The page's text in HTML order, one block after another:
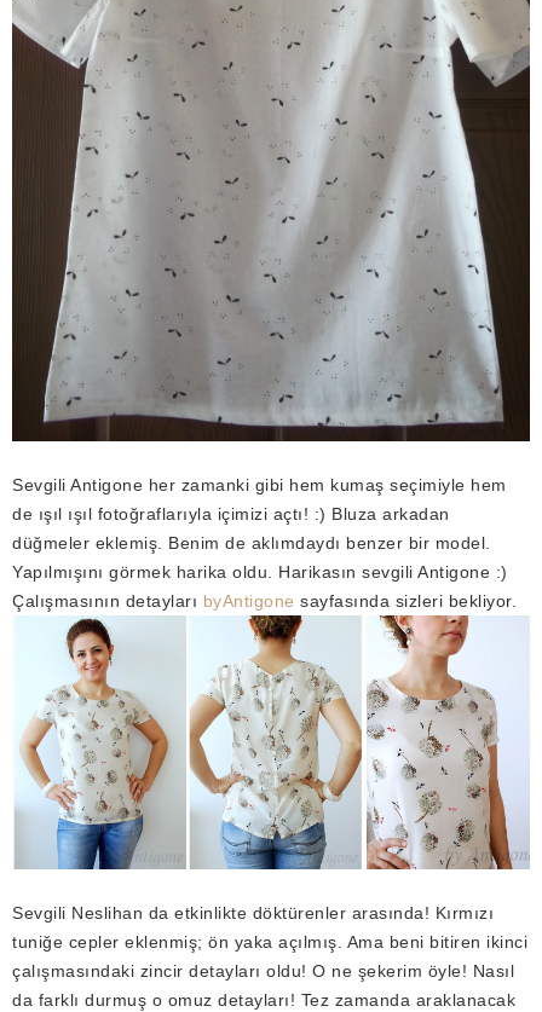
Sevgili Antigone her zamanki gibi hem kumaş seçimiyle hem
de ışıl ışıl fotoğraflarıyla içimizi açtı! :) Bluza arkadan
düğmeler eklemiş. Benim de aklımdaydı benzer bir model.
Yapılmışını görmek harika oldu. Harikasın sevgili Antigone :)
Çalışmasının detayları byAntigone sayfasında sizleri bekliyor.
Sevgili Neslihan da etkinlikte döktürenler arasında! Kırmızı
tuniğe cepler eklenmiş; ön yaka açılmış. Ama beni bitiren ikinci
çalışmasındaki zincir detayları oldu! O ne şekerim öyle! Nasıl
da farklı durmuş o omuz detayları! Tez zamanda araklanacak